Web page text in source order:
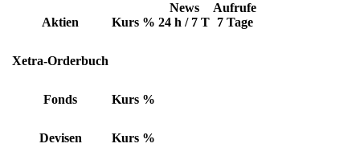
Aktien Kurs %
News
24 h / 7 T
Aufrufe
7 Tage
Xetra-Orderbuch
Fonds Kurs %
Devisen Kurs %